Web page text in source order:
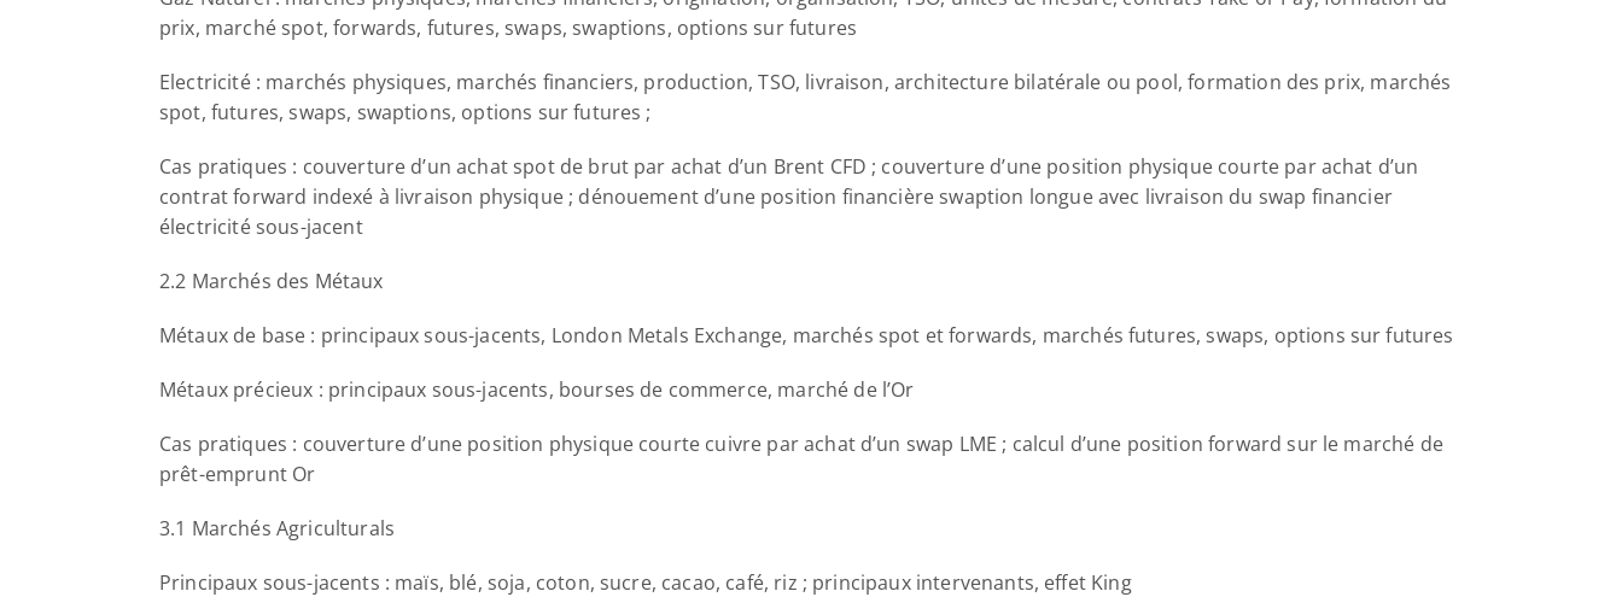
prix, marché spot, forwards, futures, swaps, swaptions, options sur futures
Electricité : marchés physiques, marchés financiers, production, TSO, livraison, architecture bilatérale ou pool, formation des prix, marchés
spot, futures, swaps, swaptions, options sur futures ;
Cas pratiques : couverture d’un achat spot de brut par achat d’un Brent CFD ; couverture d’une position physique courte par achat d’un
contrat forward indexé à livraison physique ; dénouement d’une position financière swaption longue avec livraison du swap financier
électricité sous-jacent
2.2 Marchés des Métaux
Métaux de base : principaux sous-jacents, London Metals Exchange, marchés spot et forwards, marchés futures, swaps, options sur futures
Métaux précieux : principaux sous-jacents, bourses de commerce, marché de l’Or
Cas pratiques : couverture d’une position physique courte cuivre par achat d’un swap LME ; calcul d’une position forward sur le marché de
prêt-emprunt Or
3.1 Marchés Agriculturals
Principaux sous-jacents : maïs, blé, soja, coton, sucre, cacao, café, riz ; principaux intervenants, effet King